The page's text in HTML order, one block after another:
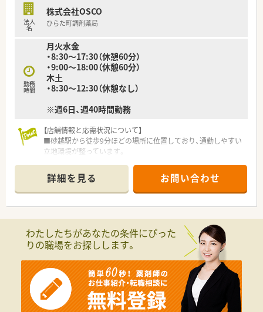
す。
■正社員としての採用となり、年間休日は123日としっかりと確
保されており、ワークライフバランスを重視する方に最適です。
■基本的な勤務時間はシフト制となっており、残業時間は月平均
10時間程度と少なめで、1分単位で残業代が支給される環境で
す。
コースの選択により440万円から540万円前後となります。
法人
名
株式会社OSCO
ひらた町調剤薬局
勤務
時間
月火水金
・8:30～17:30（休憩60分）
・9:00～18:00（休憩60分）
木土
・8:30～12:30（休憩なし）
※週6日、週40時間勤務
【店舗情報と応需状況について】
■砂越駅から徒歩9分ほどの場所に位置しており、通勤しやすい
立地環境が整っています。
処方箋を応需しています。
■地域の総合病院からの処方箋も受け付けており、幅広い内科系
疾患に触れられる環境です。
■今回は欠員補充による募集となり、地域のかかりつけ薬剤師と
して活躍できる方を歓迎します。
■各店舗で一人薬剤師とサポート体制での運営となるため、管理
■即戦力となる経験者はもちろん、ブランクがある方や未経験の
方も幅広くご相談が可能です。
【法人特徴について】
■2011年の創業以来、地域に根差した薬局経営を重視し、堅実な
詳細を見る お問い合わせ
わたしたちがあなたの条件にぴった
りの職場をお探しします。